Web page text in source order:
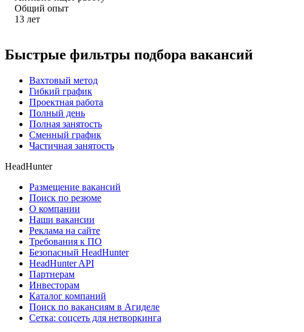
Общий опыт
13 лет
Быстрые фильтры подбора вакансий
Вахтовый метод
Гибкий график
Проектная работа
Полный день
Полная занятость
Сменный график
Частичная занятость
HeadHunter
Размещение вакансий
Поиск по резюме
О компании
Наши вакансии
Реклама на сайте
Требования к ПО
Безопасный HeadHunter
HeadHunter API
Партнерам
Инвесторам
Каталог компаний
Поиск по вакансиям в Агиделе
Сетка: соцсеть для нетворкинга